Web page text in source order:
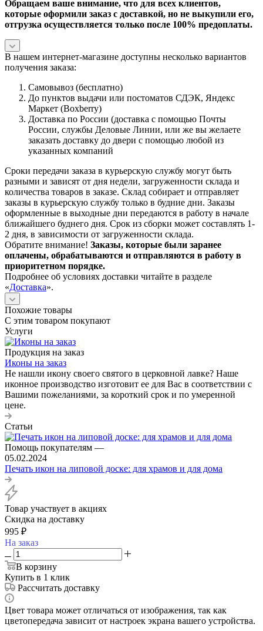
Обращаем ваше внимание, что для всех клиентов,
которые оформили заказ с доставкой, но не выкупили его,
отгрузка осуществляется только после 100% предоплаты.
В нашем интернет-магазине доступны несколько вариантов
получения заказа:
Самовывоз (бесплатно)
До пунктов выдачи или постоматов СДЭК, Яндекс
Маркет (Boxberry)
Доставка по России (доставка с помощью Почты
России, службы Деловые Линии, или же вы желаете
заказать доставку до двери с помощью любой из
указанных компаний
Сроки передачи заказа в курьерскую службу могут быть
разными и зависят от дня недели, загруженности склада и
количества товаров в заказе. Склад собирает и отправляет
заказы в курьерскую службу только в будние дни. Заказы
оформленные в выходные дни передаются в работу в начале
ближайшего буднего дня. Срок из сборки может составлять 1-
2 дня, в зависимости от загруженности склада.
Обратите внимание! Заказы, которые были заранее
оплачены, обрабатываются и отправляются в работу в
приоритетном порядке.
Подробнее об условиях доставки читайте в разделе
«Доставка».
Похожие товары
С этим товаром покупают
Услуги
Продукция на заказ
Иконы на заказ
Не нашли икону своего святого в церковной лавке? Наше
иконное производство изготовит ее для Вас в соответствии с
Вашими пожеланиями, за короткий срок и по умеренной
цене.
Статьи
Помощь покупателям —
05.02.2024
Печать икон на липовой доске: для храмов и для дома
Товар участвует в акциях
Скидка на доставку
995 ₽
На заказ
В корзину
Купить в 1 клик
Рассчитать доставку
Цвет товара может отличаться от изображения, так как
цветопередача зависит от настроек экрана вашего устройства.